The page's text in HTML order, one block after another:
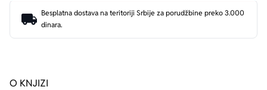
O KNJIZI
Besplatna dostava na teritoriji Srbije za porudžbine preko 3.000
dinara.